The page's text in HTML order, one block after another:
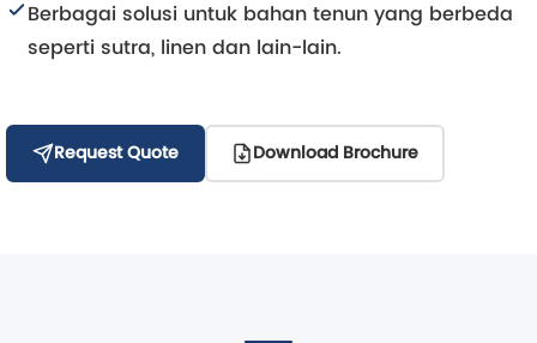
Berbagai solusi untuk bahan tenun yang berbeda
seperti sutra, linen dan lain-lain.
Request Quote Download Brochure